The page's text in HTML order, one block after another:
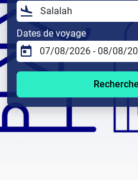
Dates de voyage